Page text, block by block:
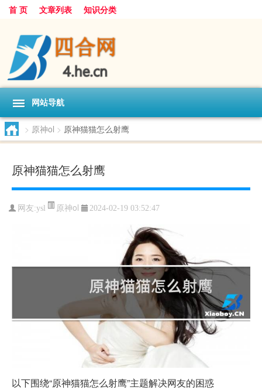
首 页 文章列表 知识分类
网站导航
> 原神ol > 原神猫猫怎么射鹰
原神猫猫怎么射鹰
网友:ysl 原神ol 2024-02-19 03:52:47
以下围绕“原神猫猫怎么射鹰”主题解决网友的困惑